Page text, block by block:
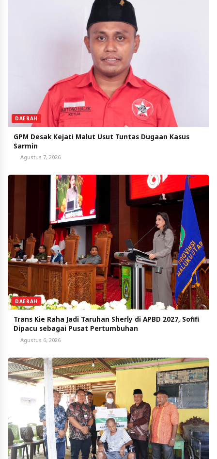
DAERAH
GPM Desak Kejati Malut Usut Tuntas Dugaan Kasus
Sarmin
Agustus 7, 2026
DAERAH
Trans Kie Raha Jadi Taruhan Sherly di APBD 2027, Sofifi
Dipacu sebagai Pusat Pertumbuhan
Agustus 6, 2026